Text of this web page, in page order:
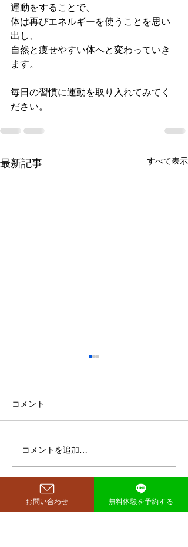
運動をすることで、
体は再びエネルギーを使うことを思い
出し、
自然と痩せやすい体へと変わっていき
ます。
毎日の習慣に運動を取り入れてみてく
ださい。
最新記事 すべて表示
空気階段・鈴木もぐらさん
重123キロから85キロへ、マ
イナス38キロのダイエットに
リー・若林正恭さんも驚きを
見せており、SNSでも大きく
コメント
コメントを追加…
お問い合わせ 無料体験を予約する